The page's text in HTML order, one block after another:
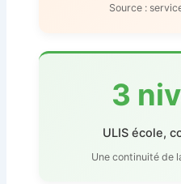
Source :
3
ULIS école,
Une continuité de